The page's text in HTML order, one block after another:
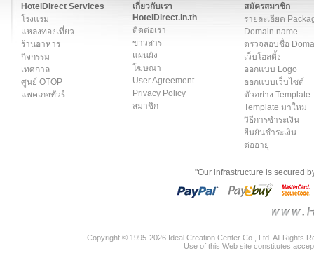
HotelDirect Services
โรงแรม
แหล่งท่องเที่ยว
ร้านอาหาร
กิจกรรม
เทศกาล
ศูนย์ OTOP
แพคเกจทัวร์
เกี่ยวกับเรา
HotelDirect.in.th
ติดต่อเรา
ข่าวสาร
แผนผัง
โฆษณา
User Agreement
Privacy Policy
สมาชิก
สมัครสมาชิก
รายละเอียด
Domain name
ตรวจสอบชื่อ
เว็บโฮสติ้ง
ออกแบบ Logo
ออกแบบเว็บไซต์
ตัวอย่าง Template
Template มาใหม่
วิธีการชำระเงิน
ยืนยันชำระเงิน
ต่ออายุ
"Our infrastructure is secured
Copyright © 1995-2026 Ideal Creation Center Co., Ltd. All Rights
Use of this Web site constitutes